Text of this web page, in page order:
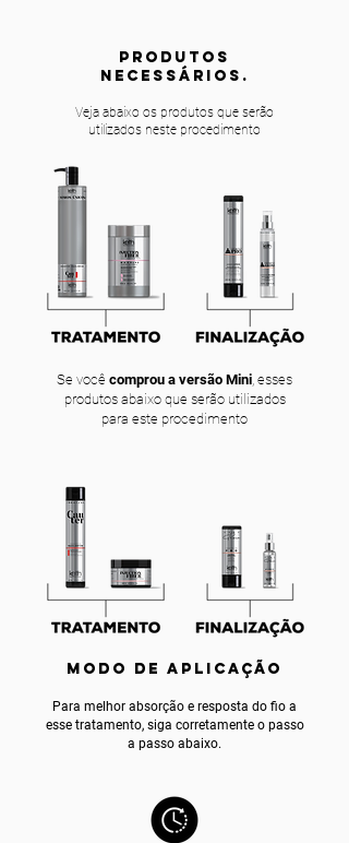
PRODUTOS
NECESSÁRIOS.
Veja abaixo os produtos que serão
utilizados neste procedimento
Se você comprou a versão Mini , esses
produtos abaixo que serão utilizados
para este procedimento
MODO DE APLICAÇÃO
Para melhor absorção e resposta do fio a
esse tratamento, siga corretamente o passo
a passo abaixo.